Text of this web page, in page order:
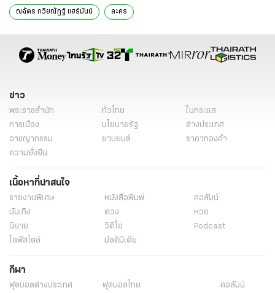
ณฉัตร กวิยณัฎฐ์ แฮร์มันน์ ละคร
ข่าว
พระราชสำนัก ทั่วไทย
ในกระแส
การเมือง
นโยบายรัฐ
ต่างประเทศ
อาชญากรรม
ยานยนต์
ราคาทองคำ
ความยั่งยืน
เนื้อหาที่น่าสนใจ
รายงานพิเศษ หนังสือพิมพ์
คอลัมน์
บันเทิง
ดวง
หวย
นิยาย
วิดีโอ
Podcast
ไลฟ์สไตล์
มัลติมีเดีย
กีฬา
ฟุตบอลต่่างประเทศ ฟุตบอลไทย
คอลัมน์